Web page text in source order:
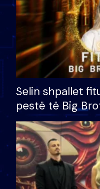
Selin shpallet
pestë të Big
çmimin e madh